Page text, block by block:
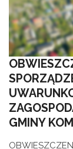
GMINY